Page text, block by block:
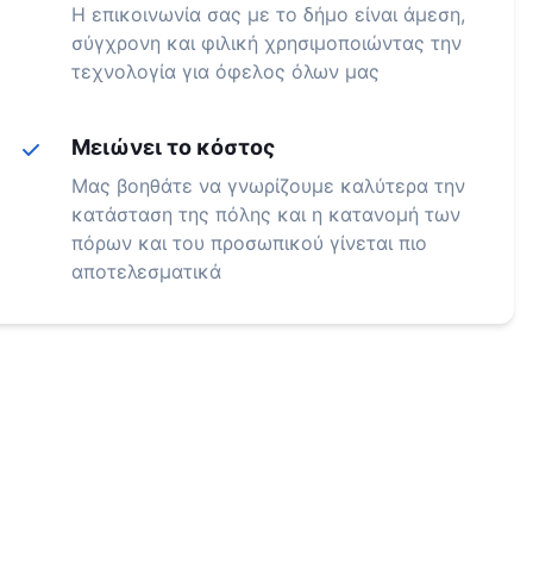
Η επικοινωνία σας με το δήμο είναι άμεση,
σύγχρονη και φιλική χρησιμοποιώντας την
τεχνολογία για όφελος όλων μας
Μειώνει το κόστος
Μας βοηθάτε να γνωρίζουμε καλύτερα την
κατάσταση της πόλης και η κατανομή των
πόρων και του προσωπικού γίνεται πιο
αποτελεσματικά